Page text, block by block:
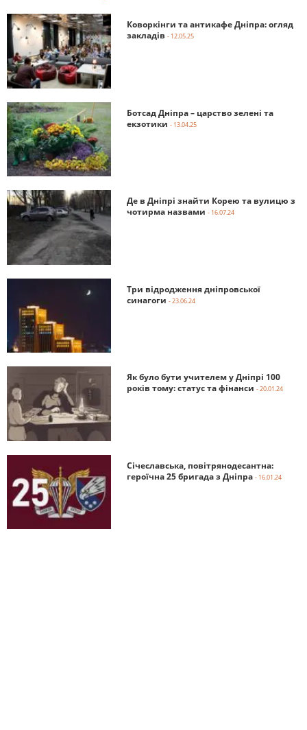
Коворкінги та антикафе Дніпра: огляд
закладів - 12.05.25
Ботсад Дніпра – царство зелені та
екзотики - 13.04.25
Де в Дніпрі знайти Корею та вулицю з
чотирма назвами - 16.07.24
Три відродження дніпровської
синагоги - 23.06.24
Як було бути учителем у Дніпрі 100
років тому: статус та фінанси - 20.01.24
Січеславська, повітрянодесантна:
героїчна 25 бригада з Дніпра - 16.01.24